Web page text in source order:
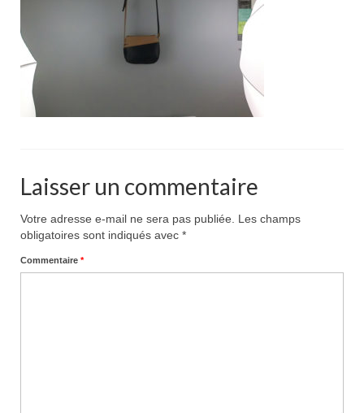
Pour acheter
Laisser un commentaire
Votre adresse e-mail ne sera pas publiée.
Les champs
obligatoires sont indiqués avec *
Commentaire *